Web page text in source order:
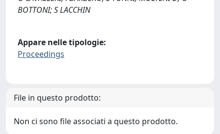
BOTTONI; S LACCHIN
Appare nelle tipologie:
Proceedings
File in questo prodotto:
Non ci sono file associati a questo prodotto.